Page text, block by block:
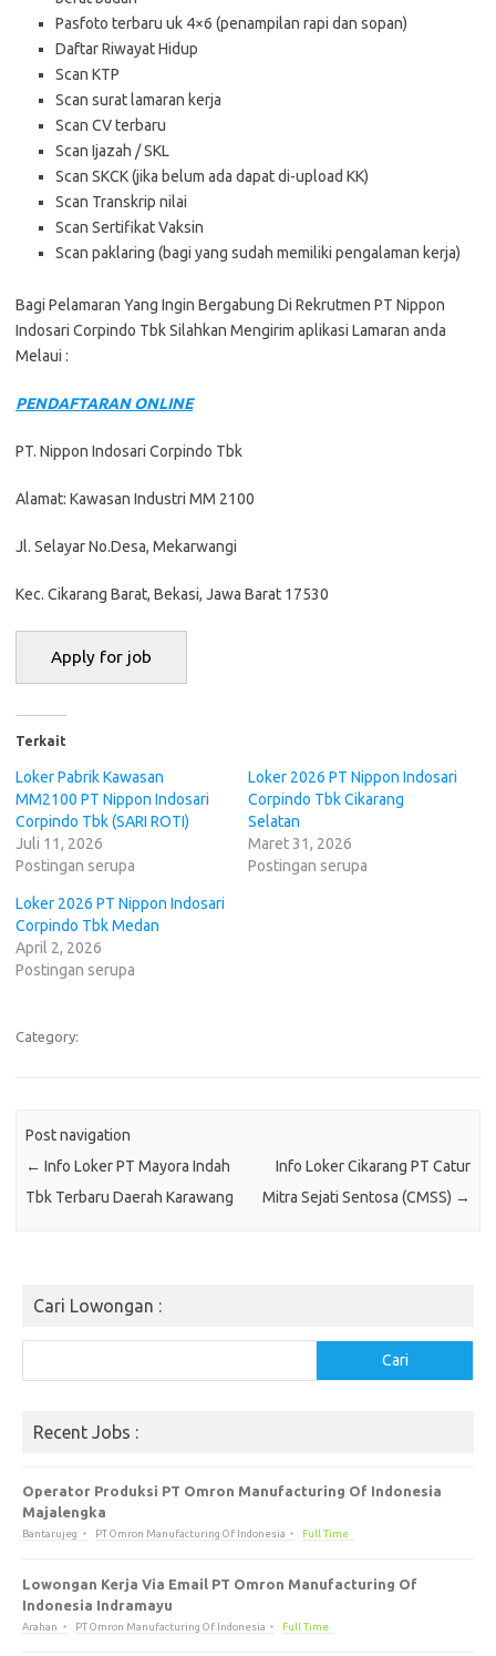
Pasfoto terbaru uk 4×6 (penampilan rapi dan sopan)
Daftar Riwayat Hidup
Scan KTP
Scan surat lamaran kerja
Scan CV terbaru
Scan Ijazah / SKL
Scan SKCK (jika belum ada dapat di-upload KK)
Scan Transkrip nilai
Scan Sertifikat Vaksin
Scan paklaring (bagi yang sudah memiliki pengalaman kerja)
Bagi Pelamaran Yang Ingin Bergabung Di Rekrutmen PT Nippon
Indosari Corpindo Tbk Silahkan Mengirim aplikasi Lamaran anda
Melaui :
PENDAFTARAN ONLINE
PT. Nippon Indosari Corpindo Tbk
Alamat: Kawasan Industri MM 2100
Jl. Selayar No.Desa, Mekarwangi
Kec. Cikarang Barat, Bekasi, Jawa Barat 17530
Terkait
Loker Pabrik Kawasan
MM2100 PT Nippon Indosari
Corpindo Tbk (SARI ROTI)
Juli 11, 2026
Postingan serupa
Loker 2026 PT Nippon Indosari
Corpindo Tbk Cikarang
Selatan
Maret 31, 2026
Postingan serupa
Loker 2026 PT Nippon Indosari
Corpindo Tbk Medan
April 2, 2026
Postingan serupa
Category:
Post navigation
← Info Loker PT Mayora Indah
Tbk Terbaru Daerah Karawang
Info Loker Cikarang PT Cаtur
Mitra Sеjаtі Sentosa (CMSS) →
Cari Lowongan :
Cari
Recent Jobs :
Operator Produksi PT Omron Manufacturing Of Indonesia
Majalengka
Bantarujeg PT Omron Manufacturing Of Indonesia Full Time
Lowongan Kerja Via Email PT Omron Manufacturing Of
Indonesia Indramayu
Arahan PT Omron Manufacturing Of Indonesia Full Time